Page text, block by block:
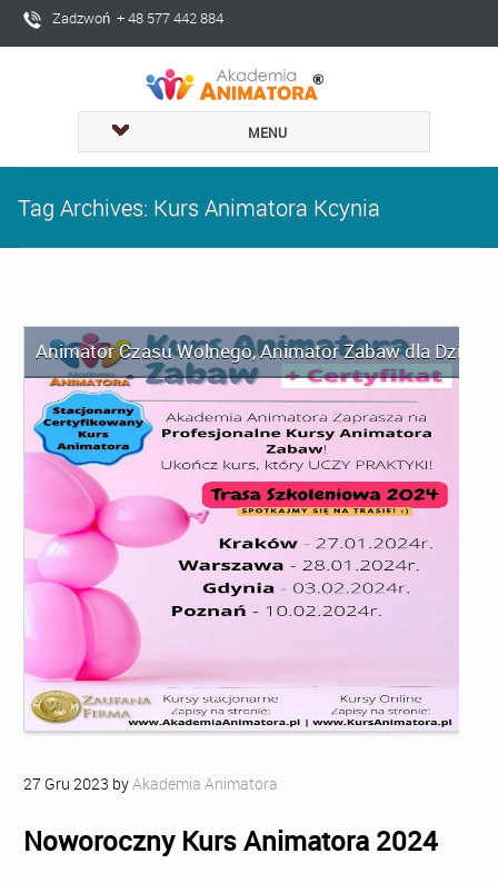
Zadzwoń + 48 577 442 884
MENU
Tag Archives: Kurs Animatora Kcynia
Animator Czasu Wolnego,Animator Zabaw dla Dzieci
27 Gru 2023 byAkademia Animatora
Noworoczny Kurs Animatora 2024